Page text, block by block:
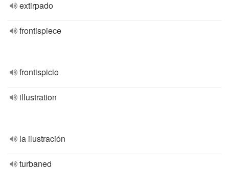
extirpado
frontispiece
frontispicio
illustration
la ilustración
turbaned